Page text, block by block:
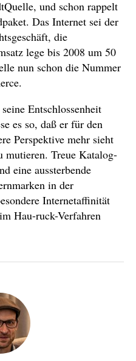
und schon rappelt
Das Internet sei der
die
lege bis 2008 um 50
nun schon die Nummer
Entschlossenheit
es so, daß er für den
Perspektive mehr sieht
mutieren. Treue Katalog-
eine aussterbende
in der
Internetaffinität
Hau-ruck-Verfahren